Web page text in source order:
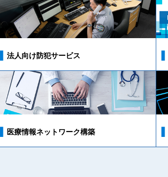
法人向け防犯サービス
医療情報ネットワーク構築